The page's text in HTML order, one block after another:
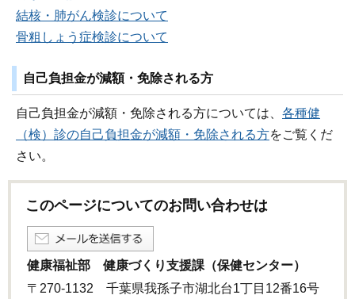
結核・肺がん検診について
骨粗しょう症検診について
自己負担金が減額・免除される方
自己負担金が減額・免除される方については、 各種健
（検）診の自己負担金が減額・免除される方をご覧くだ
さい。
このページについてのお問い合わせは
健康福祉部 健康づくり支援課（保健センター）
〒270-1132 千葉県我孫子市湖北台1丁目12番16号